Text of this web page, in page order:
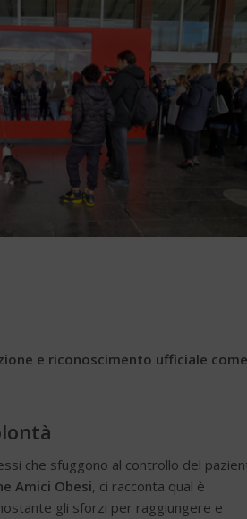
e riconoscimento ufficiale come
che sfuggono al controllo del
Amici Obesi, ci racconta qual è
gli sforzi per raggiungere e